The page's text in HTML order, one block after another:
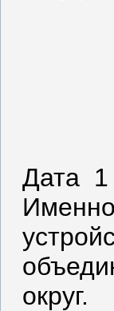
Дата 1
округ.